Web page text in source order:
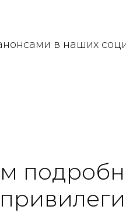
в наших